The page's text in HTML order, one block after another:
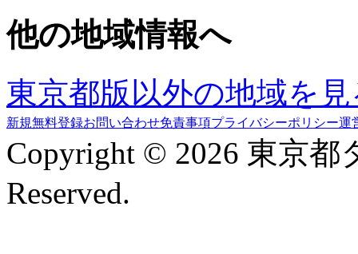
他の地域情報へ
東京都版以外の地域を
新規無料登録お問い合わせ免責事項プライバシーポリシー運
Copyright © 2026 東京
Reserved.